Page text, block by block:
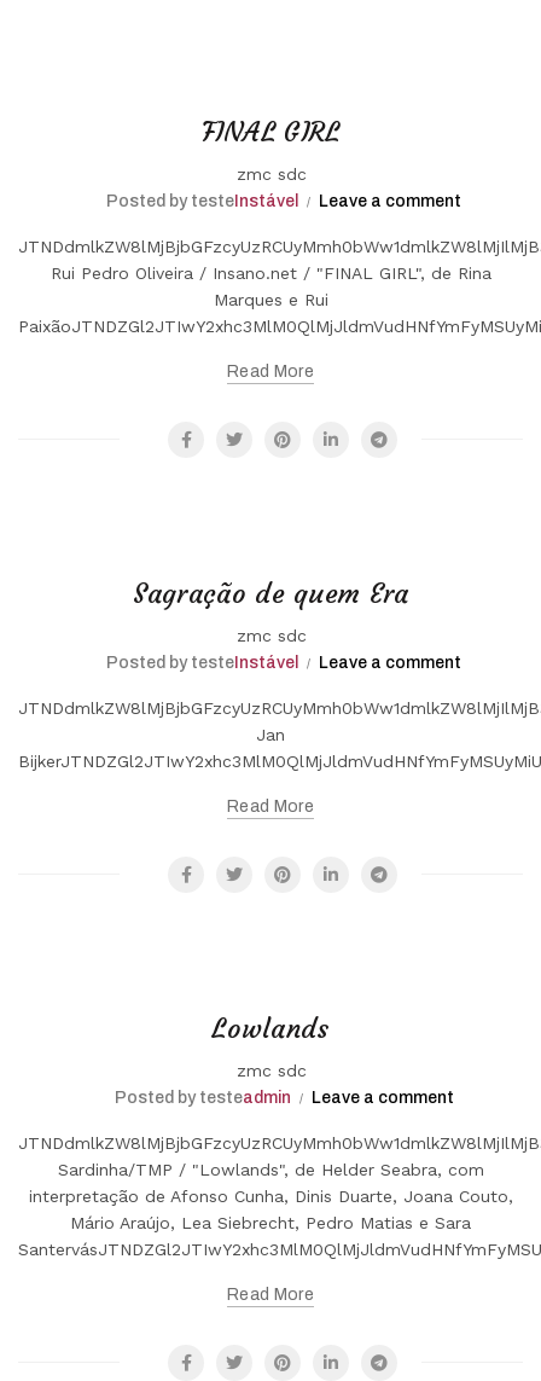
FINAL GIRL
zmc sdc
Posted by teste Instável Leave a comment
Rui Pedro Oliveira / Insano.net / "FINAL GIRL", de Rina
Marques e Rui
Read More
Sagração de quem Era
zmc sdc
Posted by teste Instável Leave a comment
Jan
Read More
Lowlands
zmc sdc
Posted by testeadmin Leave a comment
Sardinha/TMP / "Lowlands", de Helder Seabra, com
interpretação de Afonso Cunha, Dinis Duarte, Joana Couto,
Mário Araújo, Lea Siebrecht, Pedro Matias e Sara
Read More